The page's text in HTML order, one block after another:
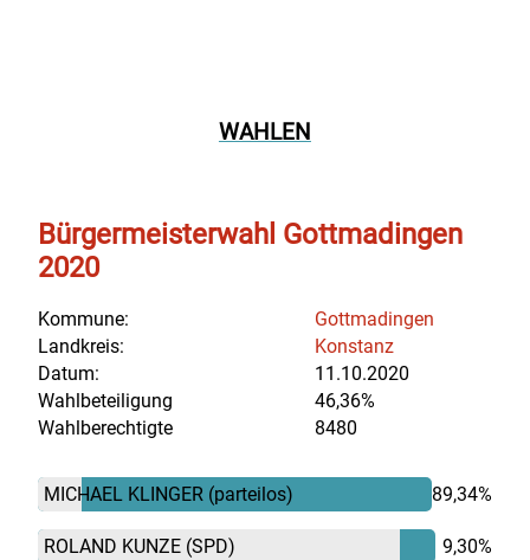
WAHLEN
Bürgermeisterwahl Gottmadingen
2020
Kommune:
Gottmadingen
Landkreis:
Konstanz
Datum:
11.10.2020
Wahlbeteiligung
46,36%
Wahlberechtigte
8480
MICHAEL KLINGER (parteilos) 89,34%
ROLAND KUNZE (SPD) 9,30%